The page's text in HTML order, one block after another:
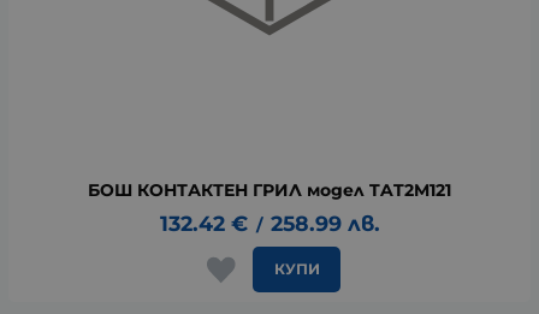
БОШ КОНТАКТЕН ГРИЛ модел TAT2M121
132.42 € / 258.99 лв.
КУПИ